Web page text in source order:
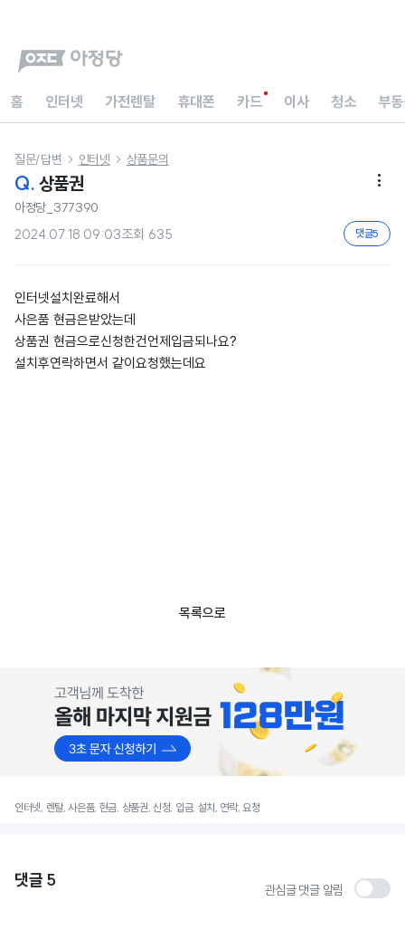
홈 인터넷 가전렌탈 휴대폰 카드 이사 청소 부
질문/답변  인터넷  상품문의
Q. 상품권 
아정당_377390
2024.07.18 09:03조회 635 댓글5
인터넷설치완료해서
사은품 현금은받았는데
상품권 현금으로신청한건언제입금되나요?
설치후연락하면서 같이요청했는데요
목록으로
인터넷, 렌탈, 사은품, 현금, 상품권, 신청, 입금, 설치, 연락, 요청
댓글 5 관심글 댓글 알림